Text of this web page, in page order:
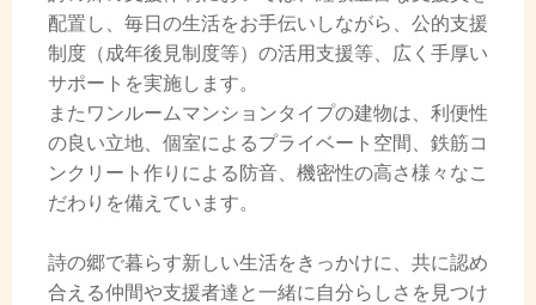
配置し、毎日の生活をお手伝いしながら、公的支援
制度（成年後見制度等）の活用支援等、広く手厚い
サポートを実施します。
またワンルームマンションタイプの建物は、利便性
の良い立地、個室によるプライベート空間、鉄筋コ
ンクリート作りによる防音、機密性の高さ様々なこ
だわりを備えています。
詩の郷で暮らす新しい生活をきっかけに、共に認め
合える仲間や支援者達と一緒に自分らしさを見つけ